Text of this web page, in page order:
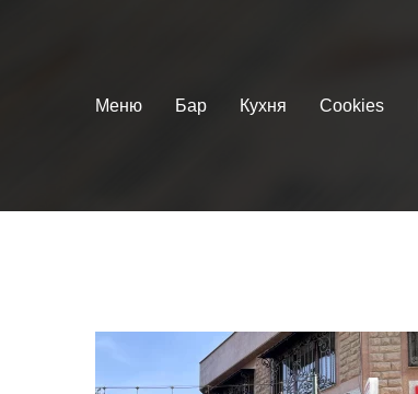
Меню Бар Кухня Cookies